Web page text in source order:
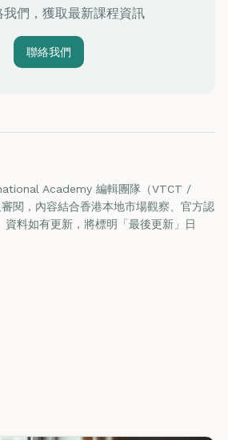
我們，獲取最新課程資訊
聯絡我們
Academy 編輯團隊（VTCT /
閱，內容結合香港本地市場觀察、官方認
資料如有更新，將標明「最後更新」日